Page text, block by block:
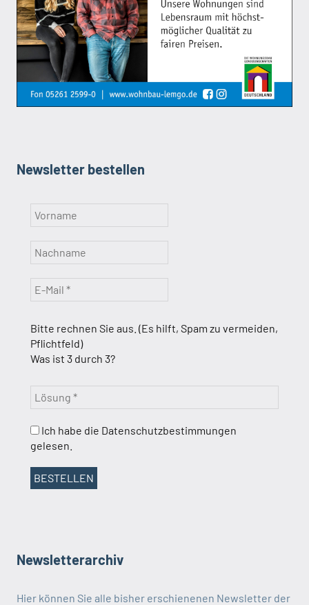
Newsletter bestellen
Bitte rechnen Sie aus. (Es hilft, Spam zu vermeiden,
Pflichtfeld)
Was ist 3 durch 3?
Ich habe die Datenschutzbestimmungen
gelesen.
Newsletterarchiv
Hier können Sie alle bisher erschienenen Newsletter der